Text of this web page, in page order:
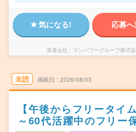
気になる! 応募
派遣会社 マンパワーグループ株式
未読 掲載日 2026/08/03
【午後からフリータイ
～60代活躍中のフリー